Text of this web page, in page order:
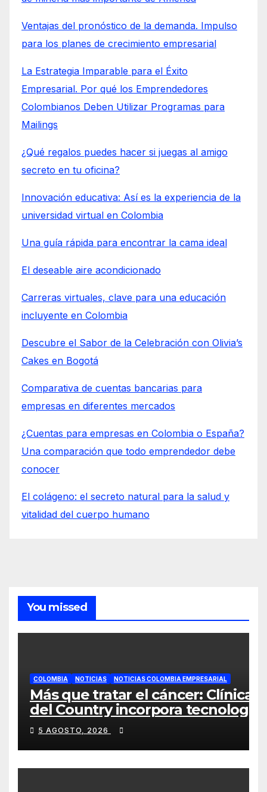
Ventajas del pronóstico de la demanda. Impulso
para los planes de crecimiento empresarial
La Estrategia Imparable para el Éxito
Empresarial. Por qué los Emprendedores
Colombianos Deben Utilizar Programas para
Mailings
¿Qué regalos puedes hacer si juegas al amigo
secreto en tu oficina?
Innovación educativa: Así es la experiencia de la
universidad virtual en Colombia
Una guía rápida para encontrar la cama ideal
El deseable aire acondicionado
Carreras virtuales, clave para una educación
incluyente en Colombia
Descubre el Sabor de la Celebración con Olivia’s
Cakes en Bogotá
Comparativa de cuentas bancarias para
empresas en diferentes mercados
¿Cuentas para empresas en Colombia o España?
Una comparación que todo emprendedor debe
conocer
El colágeno: el secreto natural para la salud y
vitalidad del cuerpo humano
You missed
COLOMBIA NOTICIAS NOTICIAS COLOMBIA EMPRESARIAL
Más que tratar el cáncer: Clínica
del Country incorpora tecnología
que ayuda a preservar el cabello
y la confianza durante la
quimioterapia
5 AGOSTO, 2026